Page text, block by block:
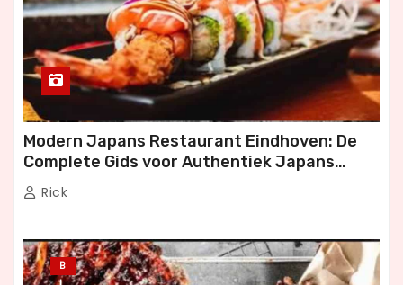
Modern Japans Restaurant Eindhoven: De
Complete Gids voor Authentiek Japans
Dineren
Rick
B